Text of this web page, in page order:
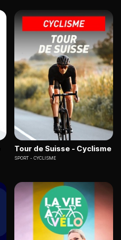
Tour de Suisse - Cyclisme
SPORT CYCLISME